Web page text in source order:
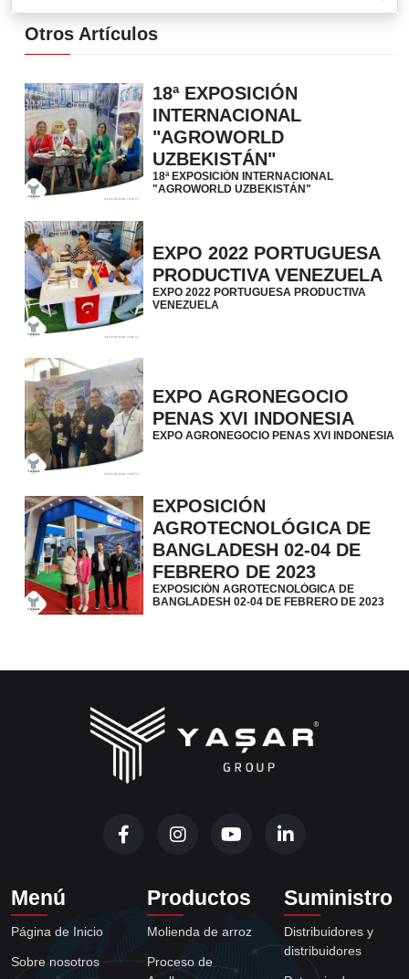
Otros Artículos
18ª EXPOSICIÓN
INTERNACIONAL
"AGROWORLD
UZBEKISTÁN"
18ª EXPOSICIÓN INTERNACIONAL
"AGROWORLD UZBEKISTÁN"
EXPO 2022 PORTUGUESA
PRODUCTIVA VENEZUELA
EXPO 2022 PORTUGUESA PRODUCTIVA
VENEZUELA
EXPO AGRONEGOCIO
PENAS XVI INDONESIA
EXPO AGRONEGOCIO PENAS XVI INDONESIA
EXPOSICIÓN
AGROTECNOLÓGICA DE
BANGLADESH 02-04 DE
FEBRERO DE 2023
EXPOSICIÓN AGROTECNOLÓGICA DE
BANGLADESH 02-04 DE FEBRERO DE 2023
Menú
Página de Inicio
Sobre nosotros
Productos
Molienda de arroz
Proceso de
Suministro
Distribuidores y
distribuidores